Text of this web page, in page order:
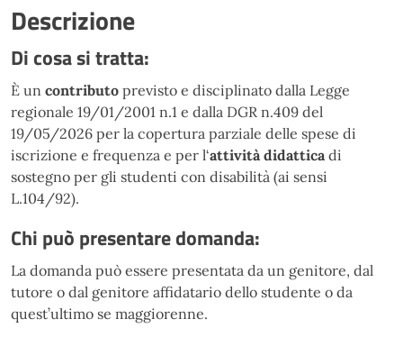
Descrizione
Di cosa si tratta:
È un contributo previsto e disciplinato dalla Legge
regionale 19/01/2001 n.1 e dalla DGR n.409 del
19/05/2026 per la copertura parziale delle spese di
iscrizione e frequenza e per l‘attività didatticadi
sostegno per gli studenti con disabilità (ai sensi
L.104/92).
Chi può presentare domanda:
La domanda può essere presentata da un genitore, dal
tutore o dal genitore affidatario dello studente o da
quest’ultimo se maggiorenne.